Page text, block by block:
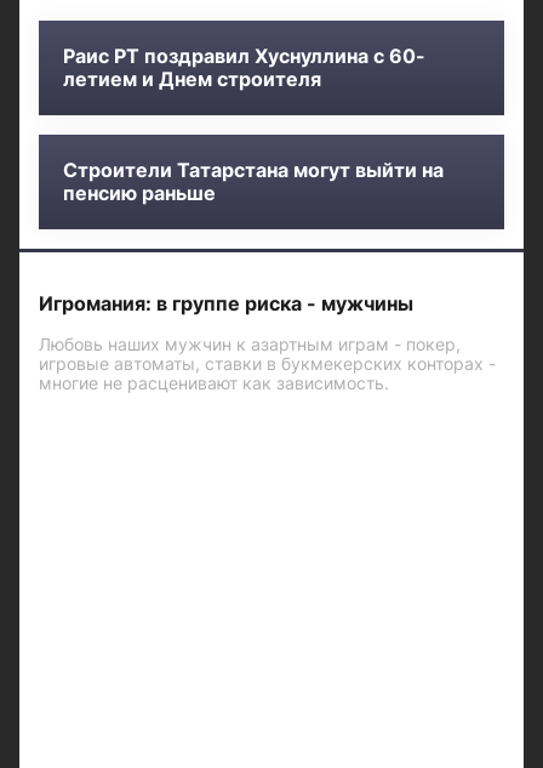
Раис РТ поздравил Хуснуллина с 60-
летием и Днем строителя
Строители Татарстана могут выйти на
пенсию раньше
Игромания: в группе риска - мужчины
Любовь наших мужчин к азартным играм - покер,
игровые автоматы, ставки в букмекерских конторах -
многие не расценивают как зависимость.